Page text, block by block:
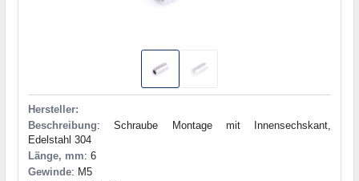
Hersteller:
Beschreibung: Schraube Montage mit Innensechskant,
Edelstahl 304
Länge, mm: 6
Gewinde: M5